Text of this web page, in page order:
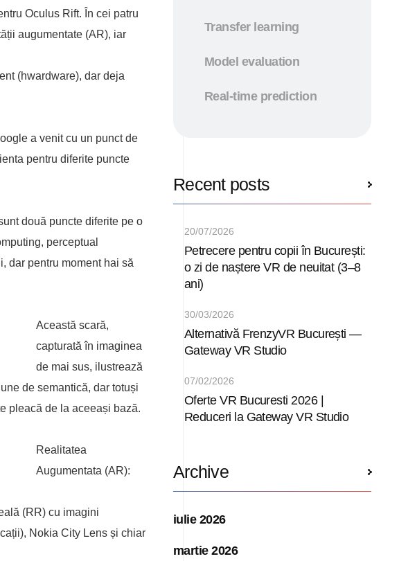
Oculus Rift. În cei patru
augumentate (AR), iar
(hwardware), dar deja
a venit cu un punct de
pentru diferite puncte
două puncte diferite pe o
perceptual
dar pentru moment hai să
Această scară,
capturată în imaginea
de mai sus, ilustrează
de semantică, dar totuși
pleacă de la aceeași bază.
Realitatea
Augumentata (AR):
(RR) cu imagini
Nokia City Lens și chiar
Transfer learning
Model evaluation
Real-time prediction
Recent posts
Petrecere pentru copii în București:
o zi de naștere VR de neuitat (3–8
ani)
20/07/2026
Alternativă FrenzyVR București —
Gateway VR Studio
30/03/2026
Oferte VR Bucuresti 2026 |
Reduceri la Gateway VR Studio
07/02/2026
Archive
iulie 2026
martie 2026